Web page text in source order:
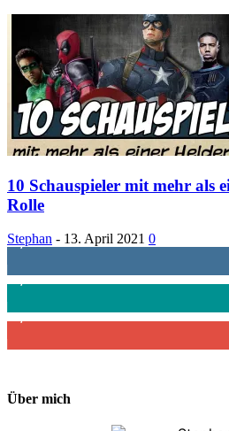
10 Schauspieler mit mehr als
Rolle
Stephan - 13. April 2021 0
1,887 Follower
Über mich